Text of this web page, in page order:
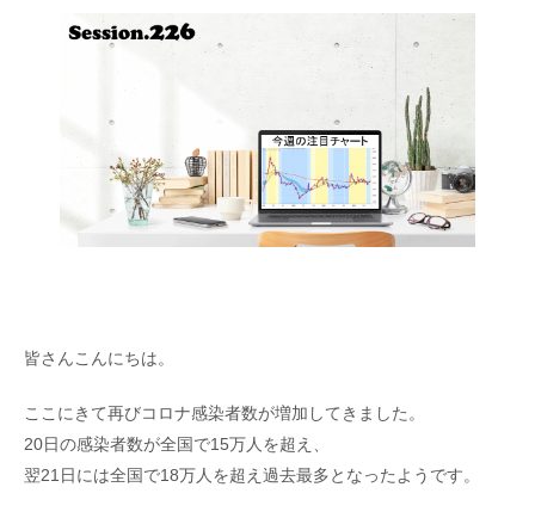
皆さんこんにちは。
ここにきて再びコロナ感染者数が増加してきました。
20日の感染者数が全国で15万人を超え、
翌21日には全国で18万人を超え過去最多となったようです。